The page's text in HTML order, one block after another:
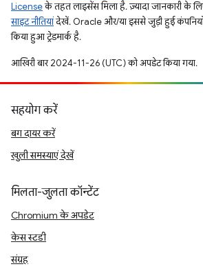
Licenseके तहत लाइसेंस मिला है. ज़्यादा जानकारी के
साइट नीतियांदेखें. Oracle और/या इससे जुड़ी हुई
किया हुआ ट्रेडमार्क है.
आखिरी बार 2024-11-26 (UTC) को अपडेट किया गया.
सहयोग करें
बग दायर करें
खुली समस्याएं देखें
मिलता-जुलता कॉन्टेंट
Chromium के अपडेट
केस स्टडी
संग्रह